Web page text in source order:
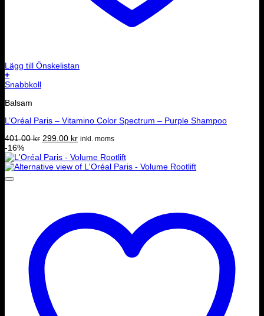
Lägg till Önskelistan
+
Snabbkoll
Balsam
L’Oréal Paris – Vitamino Color Spectrum – Purple Shampoo
401.00kr Det
priset
var:
299.00 krDet
priset
är:
inkl. moms
-16%